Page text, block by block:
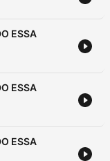
ESSA
ESSA
ESSA